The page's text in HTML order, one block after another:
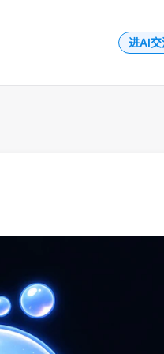
进AI交